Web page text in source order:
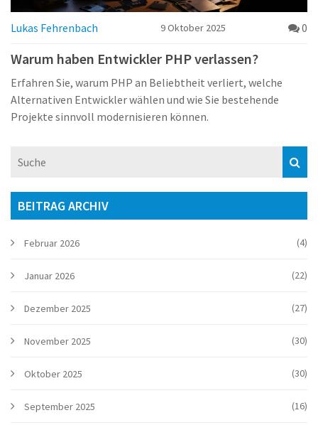
Lukas Fehrenbach 9 Oktober 2025 0
Warum haben Entwickler PHP verlassen?
Erfahren Sie, warum PHP an Beliebtheit verliert, welche
Alternativen Entwickler wählen und wie Sie bestehende
Projekte sinnvoll modernisieren können.
BEITRAG ARCHIV
Februar 2026 (4)
Januar 2026 (22)
Dezember 2025 (27)
November 2025 (30)
Oktober 2025 (30)
September 2025 (16)